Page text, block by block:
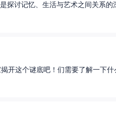
讨记忆、生活与艺术之间关系的
开这个谜底吧！们需要了解一下什